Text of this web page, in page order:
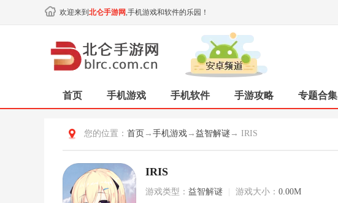
欢迎来到 北仑手游网,手机游戏和软件的乐园！
首页 手机游戏 手机软件 手游攻略 专题合集
您的位置： 首页 → 手机游戏 → 益智解谜 → IRIS
IRIS
游戏类型： 益智解谜 游戏大小： 0.00M